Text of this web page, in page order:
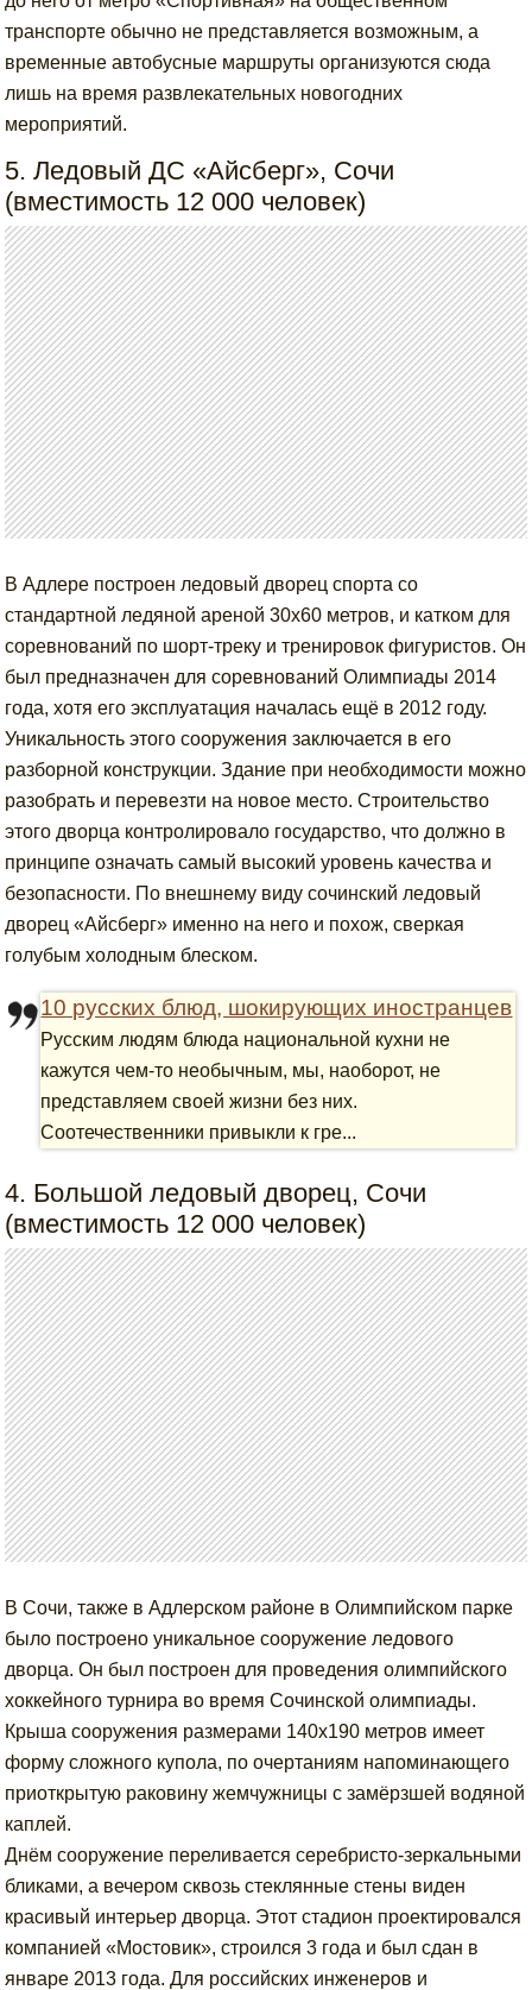
транспорте обычно не представляется возможным, а
временные автобусные маршруты организуются сюда
лишь на время развлекательных новогодних
мероприятий.
5. Ледовый ДС «Айсберг», Сочи
(вместимость 12 000 человек)
В Адлере построен ледовый дворец спорта со
стандартной ледяной ареной 30х60 метров, и катком для
соревнований по шорт-треку и тренировок фигуристов. Он
был предназначен для соревнований Олимпиады 2014
года, хотя его эксплуатация началась ещё в 2012 году.
Уникальность этого сооружения заключается в его
разборной конструкции. Здание при необходимости можно
разобрать и перевезти на новое место. Строительство
этого дворца контролировало государство, что должно в
принципе означать самый высокий уровень качества и
безопасности. По внешнему виду сочинский ледовый
дворец «Айсберг» именно на него и похож, сверкая
голубым холодным блеском.
10 русских блюд, шокирующих иностранцев
Русским людям блюда национальной кухни не
кажутся чем-то необычным, мы, наоборот, не
представляем своей жизни без них.
Соотечественники привыкли к гре...
4. Большой ледовый дворец, Сочи
(вместимость 12 000 человек)
В Сочи, также в Адлерском районе в Олимпийском парке
было построено уникальное сооружение ледового
дворца. Он был построен для проведения олимпийского
хоккейного турнира во время Сочинской олимпиады.
Крыша сооружения размерами 140х190 метров имеет
форму сложного купола, по очертаниям напоминающего
приоткрытую раковину жемчужницы с замёрзшей водяной
каплей.
Днём сооружение переливается серебристо-зеркальными
бликами, а вечером сквозь стеклянные стены виден
красивый интерьер дворца. Этот стадион проектировался
компанией «Мостовик», строился 3 года и был сдан в
январе 2013 года. Для российских инженеров и